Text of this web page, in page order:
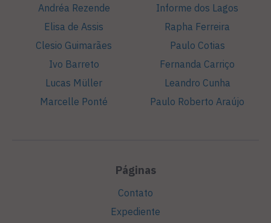
Andréa Rezende
Elisa de Assis
Clesio Guimarães
Ivo Barreto
Lucas Müller
Marcelle Ponté
Informe dos Lagos
Rapha Ferreira
Paulo Cotias
Fernanda Carriço
Leandro Cunha
Paulo Roberto Araújo
Páginas
Contato
Expediente